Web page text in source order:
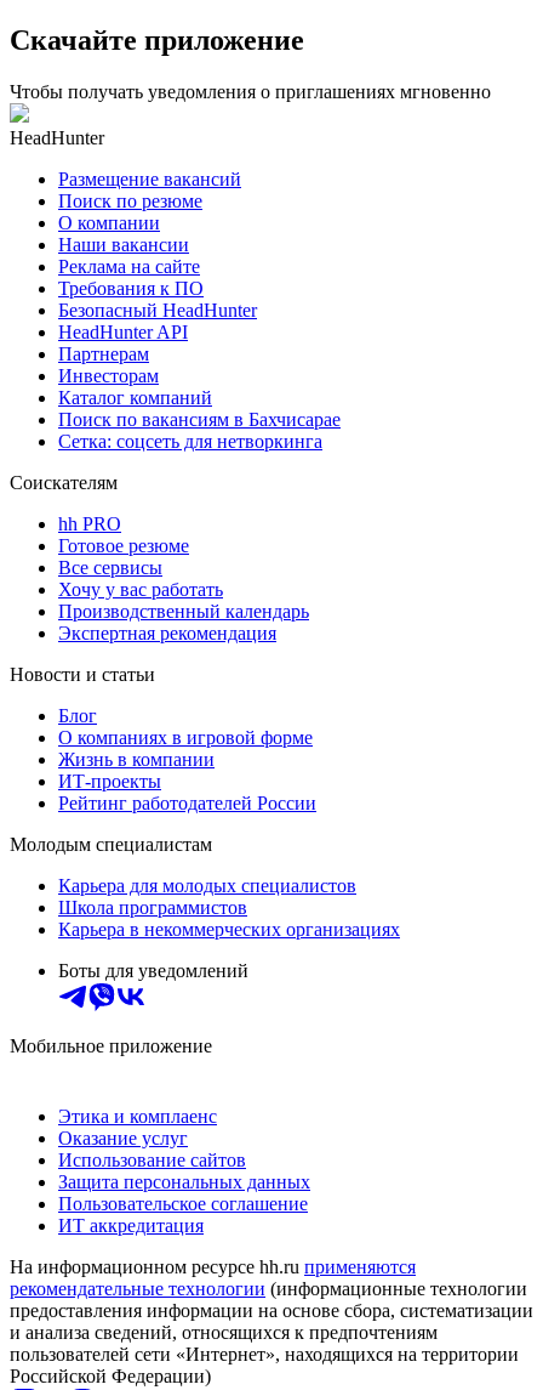
Скачайте приложение
Чтобы получать уведомления о приглашениях мгновенно
HeadHunter
Размещение вакансий
Поиск по резюме
О компании
Наши вакансии
Реклама на сайте
Требования к ПО
Безопасный HeadHunter
HeadHunter API
Партнерам
Инвесторам
Каталог компаний
Поиск по вакансиям в Бахчисарае
Сетка: соцсеть для нетворкинга
Соискателям
hh PRO
Готовое резюме
Все сервисы
Хочу у вас работать
Производственный календарь
Экспертная рекомендация
Новости и статьи
Блог
О компаниях в игровой форме
Жизнь в компании
ИТ-проекты
Рейтинг работодателей России
Молодым специалистам
Карьера для молодых специалистов
Школа программистов
Карьера в некоммерческих организациях
Боты для уведомлений
Мобильное приложение
Этика и комплаенс
Оказание услуг
Использование сайтов
Защита персональных данных
Пользовательское соглашение
ИТ аккредитация
На информационном ресурсе hh.ru применяются
рекомендательные технологии (информационные технологии
предоставления информации на основе сбора, систематизации
и анализа сведений, относящихся к предпочтениям
пользователей сети «Интернет», находящихся на территории
Российской Федерации)